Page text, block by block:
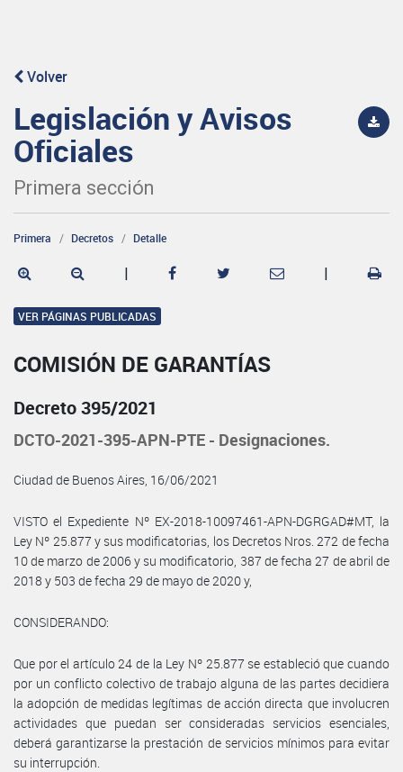
Volver
Legislación y Avisos
Oficiales
Primera sección
Primera Decretos Detalle
| |
VER PÁGINAS PUBLICADAS
COMISIÓN DE GARANTÍAS
Decreto 395/2021
DCTO-2021-395-APN-PTE - Designaciones.
Ciudad de Buenos Aires, 16/06/2021
VISTO el Expediente Nº EX-2018-10097461-APN-DGRGAD#MT, la
Ley Nº 25.877 y sus modificatorias, los Decretos Nros. 272 de fecha
10 de marzo de 2006 y su modificatorio, 387 de fecha 27 de abril de
2018 y 503 de fecha 29 de mayo de 2020 y,
CONSIDERANDO:
Que por el artículo 24 de la Ley Nº 25.877 se estableció que cuando
por un conflicto colectivo de trabajo alguna de las partes decidiera
la adopción de medidas legítimas de acción directa que involucren
actividades que puedan ser consideradas servicios esenciales,
deberá garantizarse la prestación de servicios mínimos para evitar
su interrupción.